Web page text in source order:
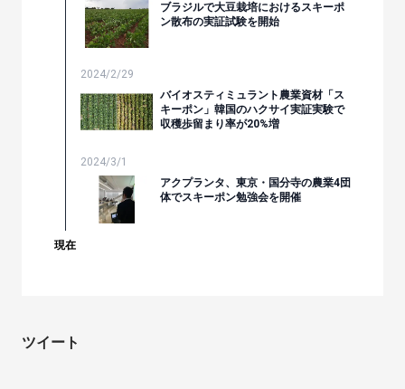
ブラジルで大豆栽培におけるスキーポ
ン散布の実証試験を開始
2024/2/29
バイオスティミュラント農業資材「ス
キーポン」韓国のハクサイ実証実験で
収穫歩留まり率が20%増
2024/3/1
アクプランタ、東京・国分寺の農業4団
体でスキーポン勉強会を開催
現在
ツイート